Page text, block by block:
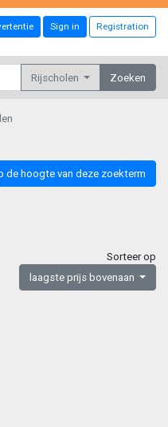
Sign in Registration
Rijscholen Zoeken
de hoogte van deze zoekterm
Sorteer op
laagste prijs bovenaan